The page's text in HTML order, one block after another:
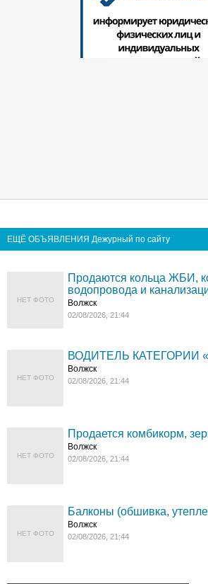
ЕЩЁ ОБЪЯВЛЕНИЯ Дежурный по сайту
НЕТ ФОТО
Продаются кольца ЖБИ,
водопровода и
Волжск
02/08/2026, 21:44
НЕТ ФОТО
ВОДИТЕЛЬ КАТЕГОРИИ
Волжск
02/08/2026, 21:44
НЕТ ФОТО
Продается комбикорм,
Волжск
02/08/2026, 21:44
НЕТ ФОТО
Балконы (обшивка,
Волжск
02/08/2026, 21:44